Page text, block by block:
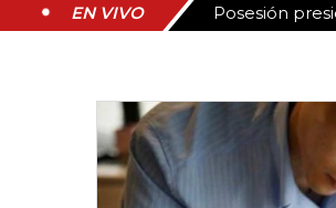
EN VIVO Posesión